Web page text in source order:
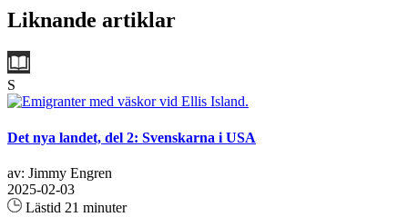
Liknande artiklar
S
Det nya landet, del 2: Svenskarna i USA
av: Jimmy Engren
2025-02-03
Lästid 21 minuter